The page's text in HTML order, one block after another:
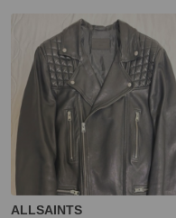
ALLSAINTS